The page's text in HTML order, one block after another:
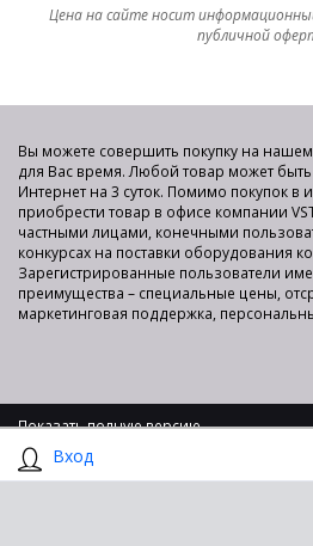
Вход
Цена на сайте носит
публичной
Вы можете совершить покупку на нашем
для Вас время. Любой товар может
Интернет на 3 суток. Помимо покупок в
приобрести товар в офисе компании
частными лицами, конечными
конкурсах на поставки оборудования
Зарегистрированные пользователи
преимущества – специальные цены,
маркетинговая поддержка,
Показать полную версию
2015-2025 © VS TRADE Интернет-
компьютерного оборудования по
Алматы.